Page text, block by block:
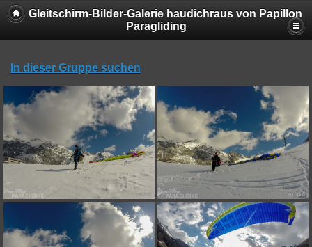
Gleitschirm-Bilder-Galerie haudichraus von Papillon
Paragliding
In dieser Gruppe suchen